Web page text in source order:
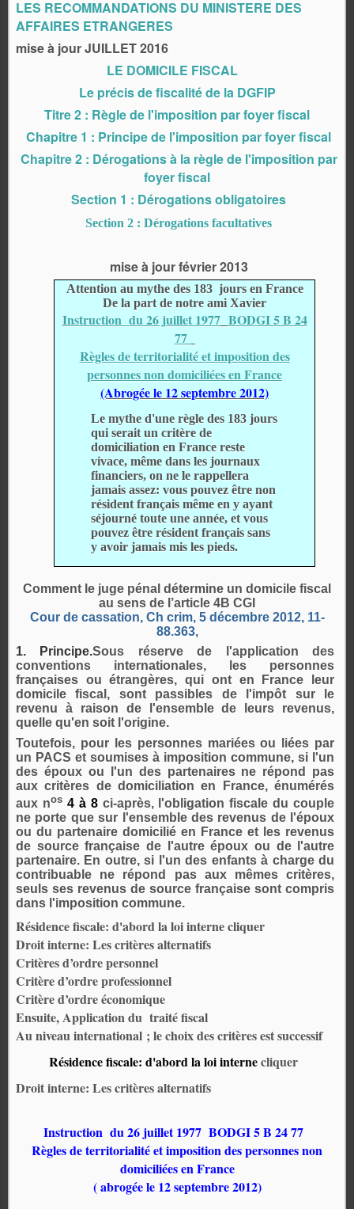
LES RECOMMANDATIONS DU MINISTERE DES
AFFAIRES ETRANGERES
mise à jour JUILLET 2016
LE DOMICILE FISCAL
Le précis de fiscalité de la DGFIP
Titre 2 : Règle de l'imposition par foyer fiscal
Chapitre 1 : Principe de l'imposition par foyer fiscal
Chapitre 2 : Dérogations à la règle de l'imposition par
foyer fiscal
Section 1 : Dérogations obligatoires
Section 2 : Dérogations facultatives
mise à jour février 2013
Attention au mythe des 183 jours en France
De la part de notre ami Xavier
Instruction du 26 juillet 1977 BODGI 5 B 24
77
Règles de territorialité et imposition des
personnes non domiciliées en France
(Abrogée le 12 septembre 2012)
Le mythe d'une règle des 183 jours
qui serait un critère de
domiciliation en France reste
vivace, même dans les journaux
financiers, on ne le rappellera
jamais assez: vous pouvez être non
résident français même en y ayant
séjourné toute une année, et vous
pouvez être résident français sans
y avoir jamais mis les pieds.
Comment le juge pénal détermine un domicile fiscal
au sens de l’article 4B CGI
Cour de cassation, Ch crim, 5 décembre 2012, 11-
88.363,
1. Principe.Sous réserve de l'application des
conventions internationales, les personnes
françaises ou étrangères, qui ont en France leur
domicile fiscal, sont passibles de l'impôt sur le
revenu à raison de l'ensemble de leurs revenus,
quelle qu'en soit l'origine.
Toutefois, pour les personnes mariées ou liées par
un PACS et soumises à imposition commune, si l'un
des époux ou l'un des partenaires ne répond pas
aux critères de domiciliation en France, énumérés
aux nos 4 à 8ci-après, l'obligation fiscale du couple
ne porte que sur l'ensemble des revenus de l'époux
ou du partenaire domicilié en France et les revenus
de source française de l'autre époux ou de l'autre
partenaire. En outre, si l'un des enfants à charge du
contribuable ne répond pas aux mêmes critères,
seuls ses revenus de source française sont compris
dans l'imposition commune.
Résidence fiscale: d'abord la loi interne cliquer
Droit interne: Les critères alternatifs
Critères d’ordre personnel
Critère d’ordre professionnel
Critère d’ordre économique
Ensuite, Application du traité fiscal
Au niveau international ; le choix des critères est successif
Résidence fiscale: d'abord la loi internecliquer
Droit interne: Les critères alternatifs
Instruction du 26 juillet 1977 BODGI 5 B 24 77
Règles de territorialité et imposition des personnes non
domiciliées en France
( abrogée le 12 septembre 2012)